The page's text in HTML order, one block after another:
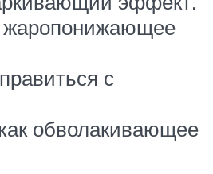
жаропонижающее
с
обволакивающее